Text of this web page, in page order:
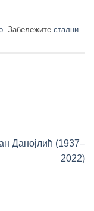
. Забележите стални
Данојлић (1937‒
2022)